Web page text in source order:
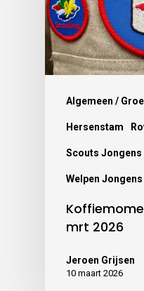
Algemeen /
Hersenstam
Scouts Jongens
Welpen Jongens
mrt 2026
Jeroen Grijsen
10 maart 2026